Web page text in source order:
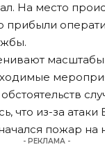
На место
прибыли
что из-за
пожар на
- РЕКЛАМА -